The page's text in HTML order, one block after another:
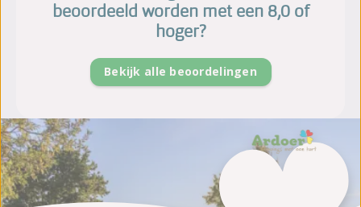
beoordeeld worden met een 8,0 of
hoger?
Bekijk alle beoordelingen